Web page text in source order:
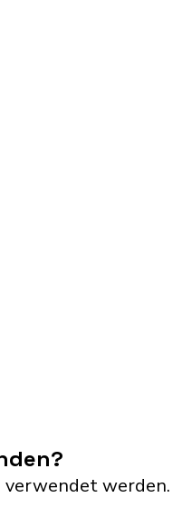
verwendet werden.